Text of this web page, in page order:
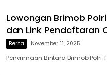
Lowongan Brimob
dan Link Pendaftaran
Berita November 11, 2025
Penerimaan Bintara Brimob Polri